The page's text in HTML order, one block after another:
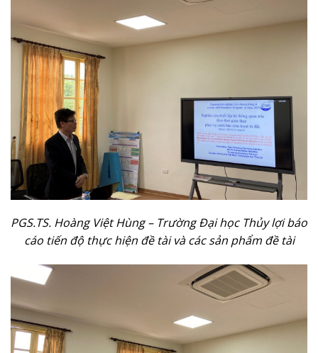
PGS.TS. Hoàng Việt Hùng – Trường Đại học Thủy lợi báo
cáo tiến độ thực hiện đề tài và các sản phẩm đề tài